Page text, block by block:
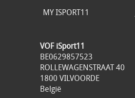
MY ISPORT11
VOF iSport11
BE0629857523
ROLLEWAGENSTRAAT 40
1800 VILVOORDE
België